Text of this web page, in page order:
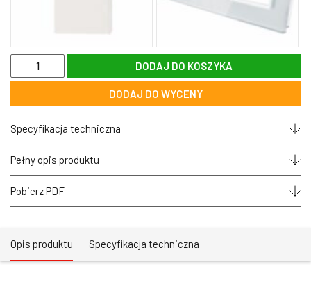
ilość
C700PIR-
Moduł
pojedynczego
włącznika
dotykowego
z
czujką
ruchu
LIVOLO
-
DODAJ DO KOSZYKA
DODAJ DO WYCENY
Specyfikacja techniczna
Pełny opis produktu
Pobierz PDF
Opis produktu Specyfikacja techniczna